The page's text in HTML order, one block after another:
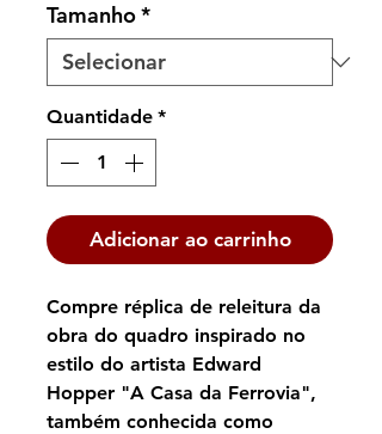
Tamanho*
Quantidade *
Adicionar ao carrinho
Compre réplica de releitura da
obra do quadro inspirado no
estilo do artista Edward
Hopper "A Casa da Ferrovia",
também conhecida como